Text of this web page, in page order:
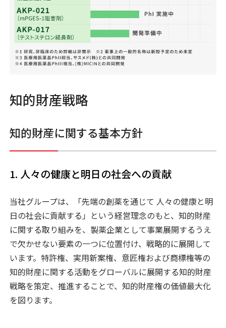
知的財産戦略
知的財産に関する基本方針
1. 人々の健康と明日の社会への貢献
当社グループは、「先端の創薬を通じて 人々の健康と明
日の社会に貢献する」という経営理念のもと、知的財産
に関する取り組みを、製薬企業として事業展開するうえ
で欠かせない要素の一つに位置付け、戦略的に展開して
います。特許権、実用新案権、意匠権および商標権等の
知的財産に関する活動をグローバルに展開する知的財産
戦略を策定、推進することで、知的財産権の価値最大化
を図ります。